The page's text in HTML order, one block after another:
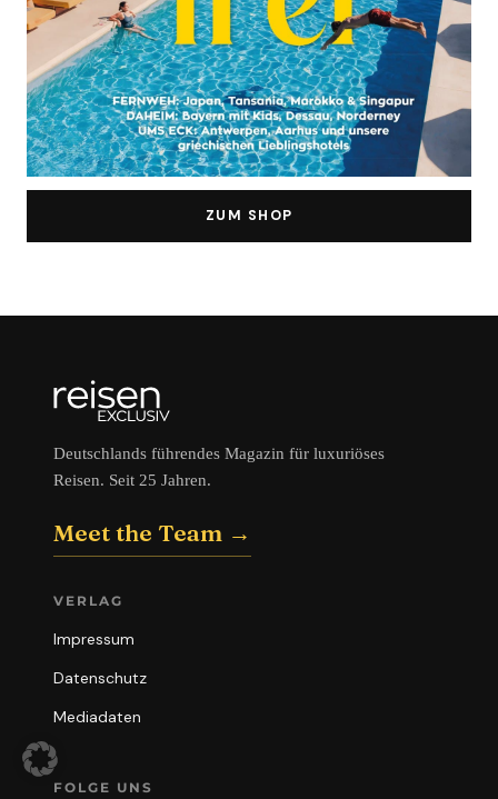
ZUM SHOP
Deutschlands führendes Magazin für luxuriöses
Reisen. Seit 25 Jahren.
Meet the Team →
VERLAG
Impressum
Datenschutz
Mediadaten
FOLGE UNS